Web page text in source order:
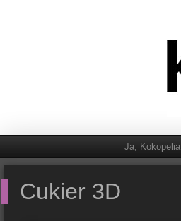
Ja, Kokopelia
Cukier 3D